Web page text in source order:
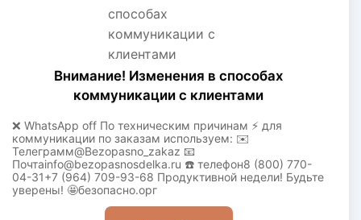
Внимание! Изменения в способах
коммуникации с клиентами
❌ WhatsApp off По техническим причинам ⚡️ для
коммуникации по заказам используем: ✉️
Телеграмм@Bezopasno_zakaz 📧
Почтаinfo@bezopasnosdelka.ru ☎️ телефон8 (800) 770-
04-31+7 (964) 709-93-68 Продуктивной недели! Будьте
уверены! 🤩безопасно.орг